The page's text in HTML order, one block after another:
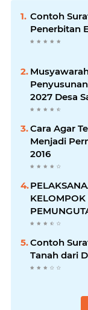
Contoh
Penerbitan
2027 Desa
Cara Agar
Menjadi
2016
KELOMPOK
DESA
Contoh
Tanah dari